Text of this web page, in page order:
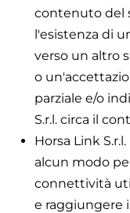
contenuto del
l'esistenza di
verso un altro
o
parziale e/o
S.r.l. circa il
Horsa Link
alcun modo
connettività
e raggiungere